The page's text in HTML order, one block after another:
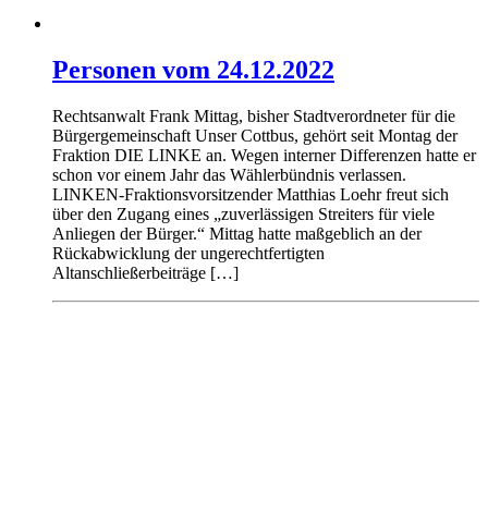
Personen vom 24.12.2022
Rechtsanwalt Frank Mittag, bisher Stadtverordneter für die
Bürgergemeinschaft Unser Cottbus, gehört seit Montag der
Fraktion DIE LINKE an. Wegen interner Differenzen hatte er
schon vor einem Jahr das Wählerbündnis verlassen.
LINKEN-Fraktionsvorsitzender Matthias Loehr freut sich
über den Zugang eines „zuverlässigen Streiters für viele
Anliegen der Bürger.“ Mittag hatte maßgeblich an der
Rückabwicklung der ungerechtfertigten
Altanschließerbeiträge […]